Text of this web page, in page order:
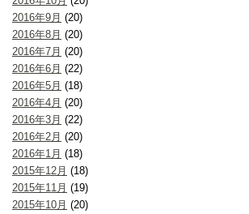
2016年9月 (20)
2016年8月 (20)
2016年7月 (20)
2016年6月 (22)
2016年5月 (18)
2016年4月 (20)
2016年3月 (22)
2016年2月 (20)
2016年1月 (18)
2015年12月 (18)
2015年11月 (19)
2015年10月 (20)